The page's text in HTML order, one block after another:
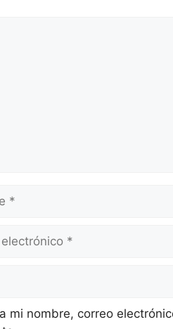
mi nombre, correo